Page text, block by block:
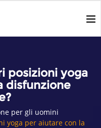
posizioni yoga
disfunzione
per gli uomini
yoga per aiutare con la